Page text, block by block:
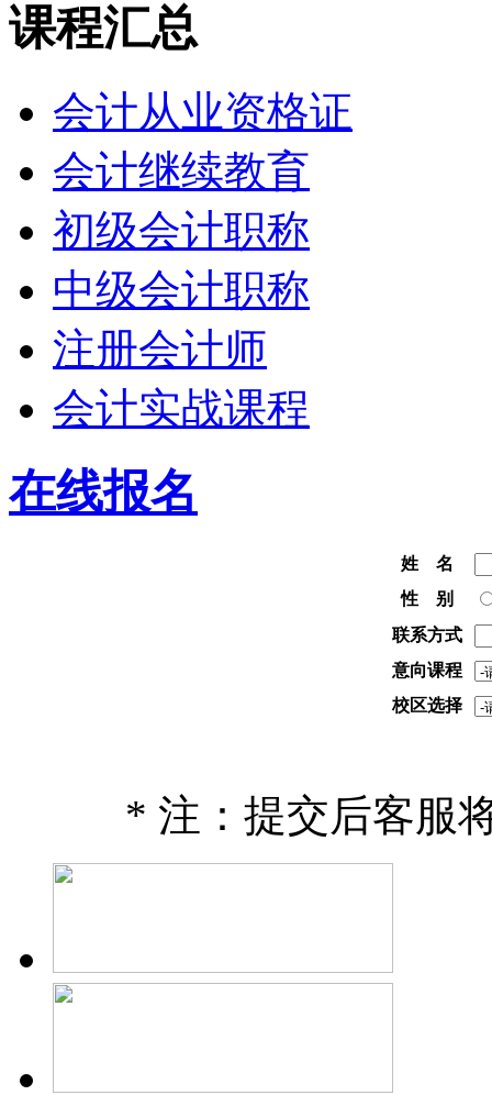
课程汇总
会计从业资格证
会计继续教育
初级会计职称
中级会计职称
注册会计师
会计实战课程
在线报名
姓 名
性 别
联系方式
意向课程
校区选择
* 注：提交后客服